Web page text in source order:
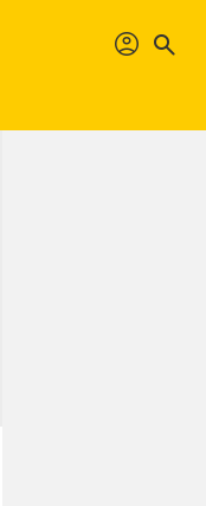
profil search